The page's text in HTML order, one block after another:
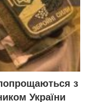
з
України